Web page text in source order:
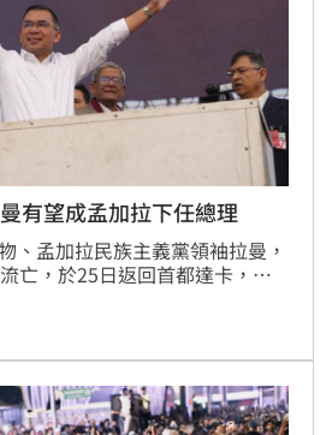
有望成孟加拉下任總理
、孟加拉民族主義黨領袖拉曼，
亡，於25日返回首都達卡，為
權利。隨著前總理哈希納在學生
圖正迅速重組。外界普遍認為，
黨成為國會第一大黨，並角逐總
視為孟加拉能否重返民主秩序的